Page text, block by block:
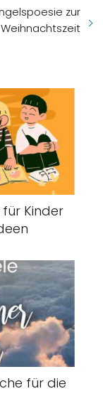
zur
Weihnachtszeit
Kinder
für die